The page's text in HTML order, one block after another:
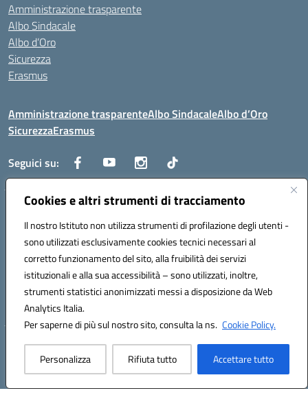
Cookies e altri strumenti di tracciamento
Il nostro Istituto non utilizza strumenti di profilazione degli utenti -
sono utilizzati esclusivamente cookies tecnici necessari al
corretto funzionamento del sito, alla fruibilità dei servizi
istituzionali e alla sua accessibilità – sono utilizzati, inoltre,
strumenti statistici anonimizzati messi a disposizione da Web
Analytics Italia.
Per saperne di più sul nostro sito, consulta la ns. Cookie Policy.
Personalizza Rifiuta tutto Accettare tutto
Amministrazione trasparente
Albo Sindacale
Albo d’Oro
Sicurezza
Erasmus
Amministrazione trasparenteAlbo SindacaleAlbo d’Oro
SicurezzaErasmus
Seguici su:
Centralino:0885.426034 Email:FGTD02000P@istruzione.it
Posta elettronica certificata (PEC):fgtd02000p@pec.istruzione.it
Codice fiscale: 81002930717
Codice meccanografico:FGTD02000P
Codice unico di fatturazione (CUF): UFUN7Y
Hosting & Powered by 3D Solution S.r.l.
Concept & Design by Designers Italia